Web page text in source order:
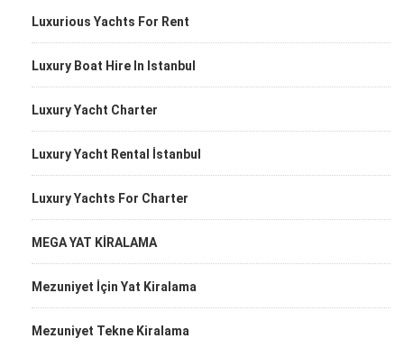
Luxurious Yachts For Rent
Luxury Boat Hire In Istanbul
Luxury Yacht Charter
Luxury Yacht Rental İstanbul
Luxury Yachts For Charter
MEGA YAT KİRALAMA
Mezuniyet İçin Yat Kiralama
Mezuniyet Tekne Kiralama